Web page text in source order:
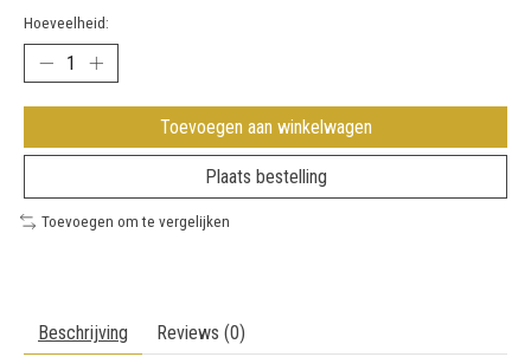
Hoeveelheid:
Toevoegen aan winkelwagen
Plaats bestelling
Toevoegen om te vergelijken
Beschrijving Reviews (0)